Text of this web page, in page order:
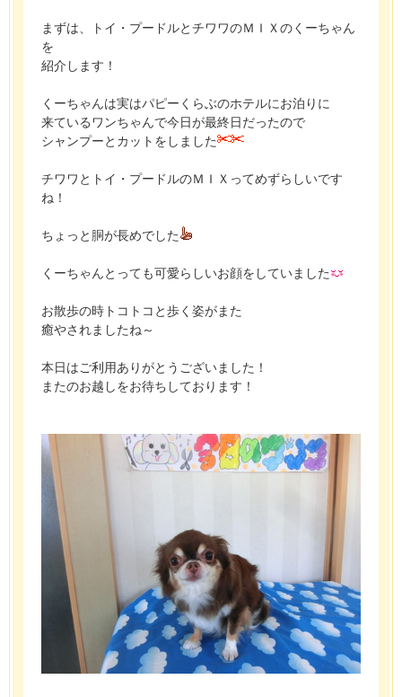
まずは、トイ・プードルとチワワのＭＩＸのくーちゃん
を
紹介します！
くーちゃんは実はパピーくらぶのホテルにお泊りに
来ているワンちゃんで今日が最終日だったので
シャンプーとカットをしました
チワワとトイ・プードルのＭＩＸってめずらしいです
ね！
ちょっと胴が長めでした
くーちゃんとっても可愛らしいお顔をしていました
お散歩の時トコトコと歩く姿がまた
癒やされましたね～
本日はご利用ありがとうございました！
またのお越しをお待ちしております！